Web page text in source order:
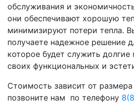
обслуживания и
они обеспечивают хорошую
минимизируют потери тепла.
получаете надежное решение
которое будет служить долгие
своих функциональных и
Стоимость зависит от
позвоните нам по телефону